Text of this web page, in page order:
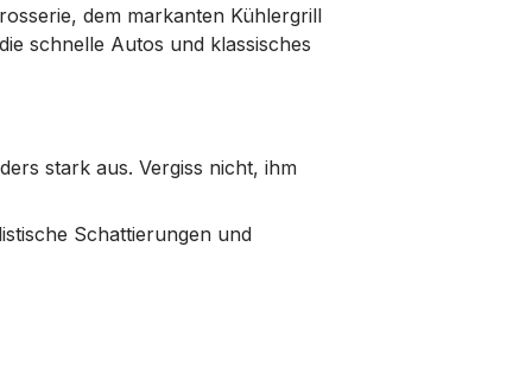
dem markanten Kühlergrill
schnelle Autos und klassisches
stark aus. Vergiss nicht, ihm
Schattierungen und